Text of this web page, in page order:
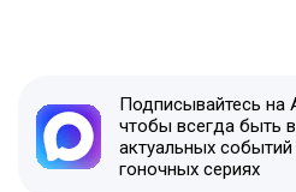
Подписывайтесь на
чтобы всегда быть
актуальных
гоночных сериях